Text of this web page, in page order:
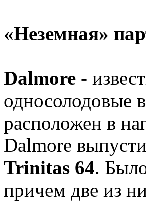
«Неземная»
Dalmore -
односолодовые
расположен в
Dalmore
Trinitas 64.
причем две из